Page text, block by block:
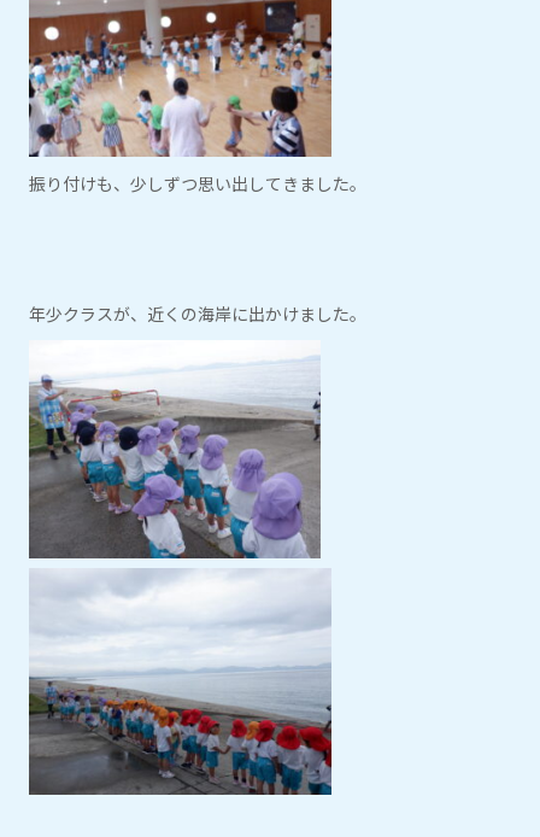
振り付けも、少しずつ思い出してきました。
年少クラスが、近くの海岸に出かけました。